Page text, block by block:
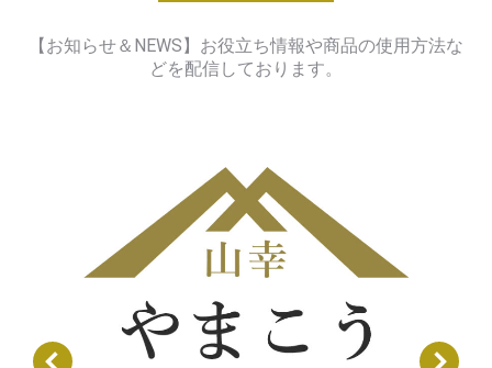
【お知らせ＆NEWS】お役立ち情報や商品の使用方法な
どを配信しております。